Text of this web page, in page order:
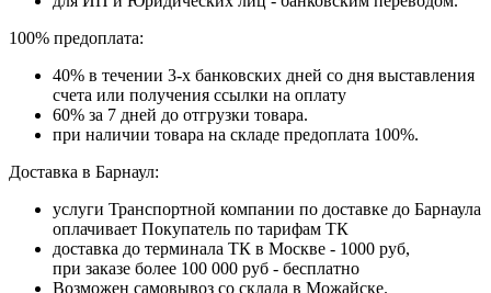
100% предоплата:
40% в течении 3-х банковских дней со дня выставления
счета или получения ссылки на оплату
60% за 7 дней до отгрузки товара.
при наличии товара на складе предоплата 100%.
Доставка в Барнаул:
услуги Транспортной компании по доставке до Барнаула
оплачивает Покупатель по тарифам ТК
доставка до терминала ТК в Москве - 1000 руб,
при заказе более 100 000 руб - бесплатно
Возможен самовывоз со склада в Можайске.